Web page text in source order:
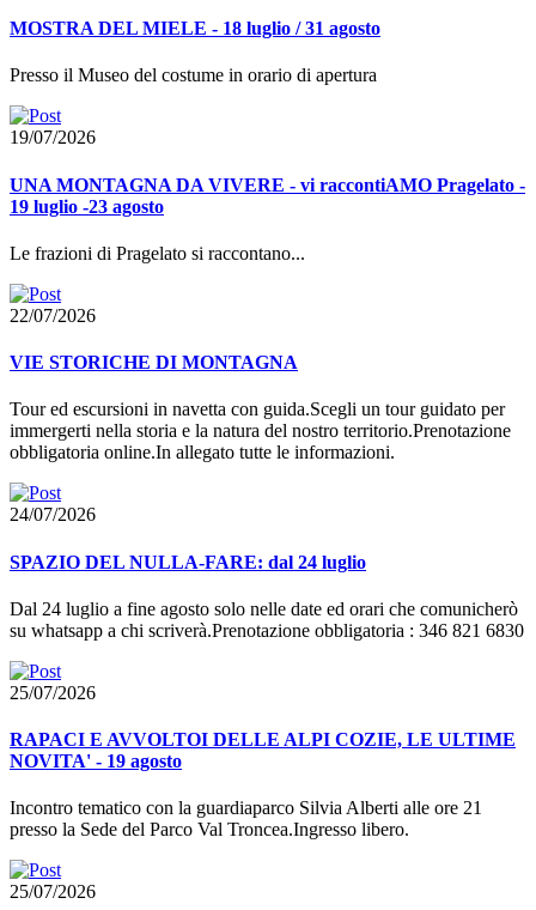
MOSTRA DEL MIELE - 18 luglio / 31 agosto
Presso il Museo del costume in orario di apertura
19/07/2026
UNA MONTAGNA DA VIVERE - vi raccontiAMO Pragelato -
19 luglio -23 agosto
Le frazioni di Pragelato si raccontano...
22/07/2026
VIE STORICHE DI MONTAGNA
Tour ed escursioni in navetta con guida.Scegli un tour guidato per
immergerti nella storia e la natura del nostro territorio.Prenotazione
obbligatoria online.In allegato tutte le informazioni.
24/07/2026
SPAZIO DEL NULLA-FARE: dal 24 luglio
Dal 24 luglio a fine agosto solo nelle date ed orari che comunicherò
su whatsapp a chi scriverà.Prenotazione obbligatoria : 346 821 6830
25/07/2026
RAPACI E AVVOLTOI DELLE ALPI COZIE, LE ULTIME
NOVITA' - 19 agosto
Incontro tematico con la guardiaparco Silvia Alberti alle ore 21
presso la Sede del Parco Val Troncea.Ingresso libero.
25/07/2026